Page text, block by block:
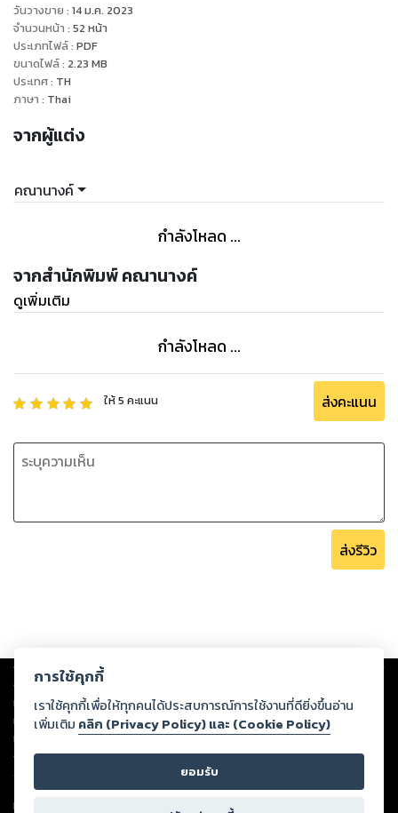
วันวางขาย : 14 ม.ค. 2023
จำนวนหน้า : 52 หน้า
ประเภทไฟล์: PDF
ขนาดไฟล์: 2.23 MB
ประเทศ: TH
ภาษา : Thai
จากผู้แต่ง
คณานางค์
กำลังโหลด ...
จากสำนักพิมพ์ คณานางค์
ดูเพิ่มเติม
กำลังโหลด ...
ให้5 คะแนน ส่งคะแนน
ส่งรีวิว
Copyright © 2026
ต่อผลงานหรือเนื้อหาใดที่อัปโหลดผ่านเว็บไซต์และปรากฏว่าละเมิดสิทธิใน
ทรัพย์สินทางปัญญาของบุคคลอื่นหรือขัดต่อกฎหมายและศีลธรรม ดังนั้น ผู้อ่าน
ทุกท่านโปรดใช้วิจารณญาณในการกลั่นกรองด้วยตนเอง และหากท่านพบว่าส่วน
หนึ่งส่วนใดขัดต่อกฎหมายและศีลธรรม กรุณาแจ้งมายังบริษัท เพื่อทีมงานจะได้
ดำเนินการในทันที ทั้งนี้ ทางสตอรี่ล็อกขอสงวนลิขสิทธิ์ตามพระราชบัญญัติ
ลิขสิทธิ์ พ.ศ. 2537 (ฉบับล่าสุด)
For support: member@ookbee.com
การใช้คุกกี้
เราใช้คุกกี้เพื่อให้ทุกคนได้ประสบการณ์การใช้งานที่ดียิ่งขึ้นอ่าน
เพิ่มเติม คลิก (Privacy Policy) และ (Cookie Policy)
ยอมรับ